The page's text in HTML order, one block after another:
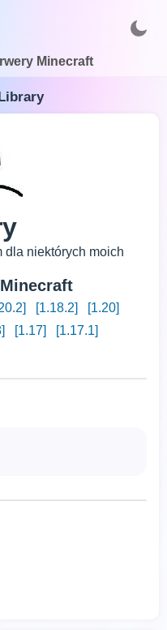
Minecraft
dla niektórych moich
[1.18.2]
[1.20]
[1.17]
[1.17.1]